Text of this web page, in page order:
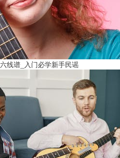
线谱_入门必学新手民谣